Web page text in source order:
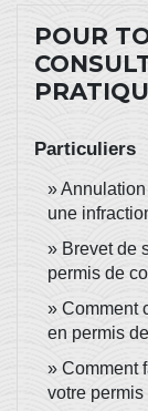
POUR
Particuliers
une
Brevet de
permis de
Comment
en permis
Comment
votre